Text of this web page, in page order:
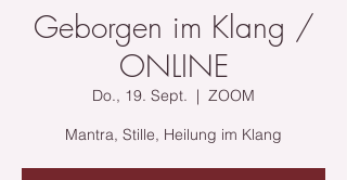
Geborgen im Klang /
ONLINE
Do., 19. Sept.
  |
ZOOM
Mantra, Stille, Heilung im Klang